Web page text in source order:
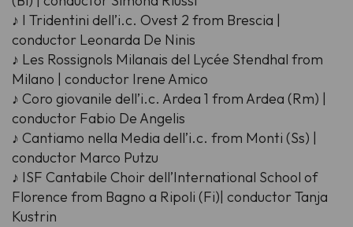
♪ I Tridentini dell’i.c. Ovest 2 from Brescia |
conductor Leonarda De Ninis
♪ Les Rossignols Milanais del Lycée Stendhal from
Milano | conductor Irene Amico
♪ Coro giovanile dell’i.c. Ardea 1 from Ardea (Rm) |
conductor Fabio De Angelis
♪ Cantiamo nella Media dell’i.c. from Monti (Ss) |
conductor Marco Putzu
♪ ISF Cantabile Choir dell’International School of
Florence from Bagno a Ripoli (Fi)| conductor Tanja
Kustrin